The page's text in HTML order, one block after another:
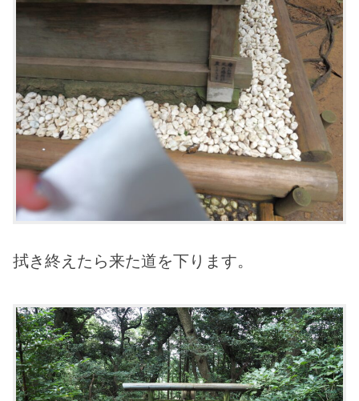
拭き終えたら来た道を下ります。